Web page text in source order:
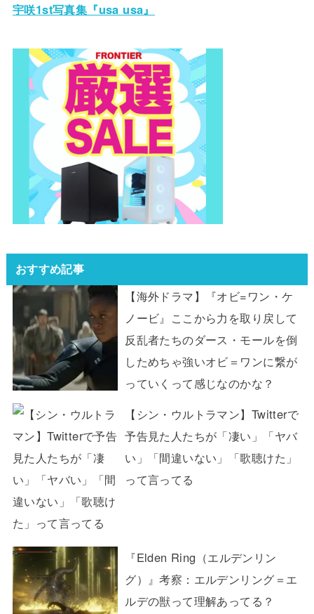
宇咲1st写真集『usa usa』
おすすめ記事
【海外ドラマ】『オビ=ワン・ケ
ノービ』ここから力を取り戻して
反乱者たちのダース・モールを倒
しためちゃ強いオビ＝ワンに繋が
っていくって感じなのかな？
【シン・ウルトラマン】Twitterで
予告見た人たちが「凄い」「ヤバ
い」「間違いない」「歌聴けた」
って言ってる
『Elden Ring（エルデンリン
グ）』考察：エルデンリング＝エ
ルデの獣って理解あってる？